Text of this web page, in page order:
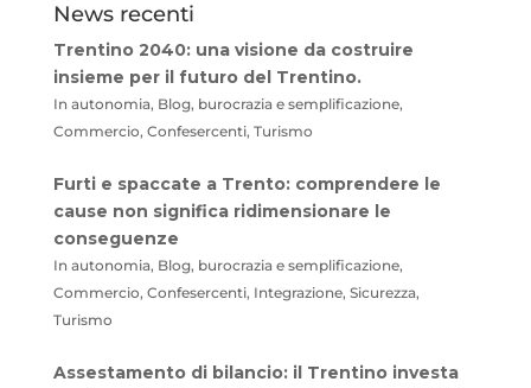
News recenti
Trentino 2040: una visione da costruire
insieme per il futuro del Trentino.
In autonomia, Blog, burocrazia e semplificazione,
Commercio, Confesercenti, Turismo
Furti e spaccate a Trento: comprendere le
cause non significa ridimensionare le
conseguenze
In autonomia, Blog, burocrazia e semplificazione,
Commercio, Confesercenti, Integrazione, Sicurezza,
Turismo
Assestamento di bilancio: il Trentino investa